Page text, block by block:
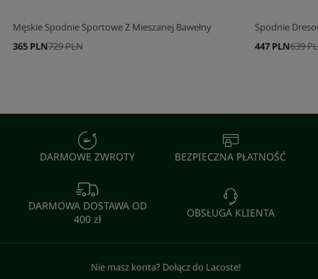
Męskie Spodnie Sportowe Z Mieszanej Bawełny
729 PLN
365 PLN
Spodnie
639
447 PLN
DARMOWE ZWROTY BEZPIECZNA PŁATNOŚĆ
DARMOWA DOSTAWA OD
400 zł
OBSŁUGA KLIENTA
Nie masz konta? Dołącz do Lacoste!